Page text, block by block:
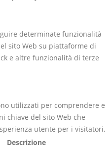
determinate funzionalità
sito Web su piattaforme di
e altre funzionalità di terze
utilizzati per comprendere e
chiave del sito Web che
utente per i visitatori.
Descrizione